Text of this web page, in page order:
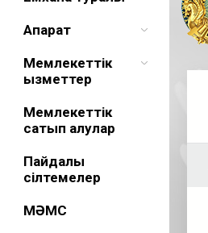
Ақпарат
Мемлекеттік
қызметтер
Мемлекеттік
сатып алулар
Пайдалы
сілтемелер
МӘМС